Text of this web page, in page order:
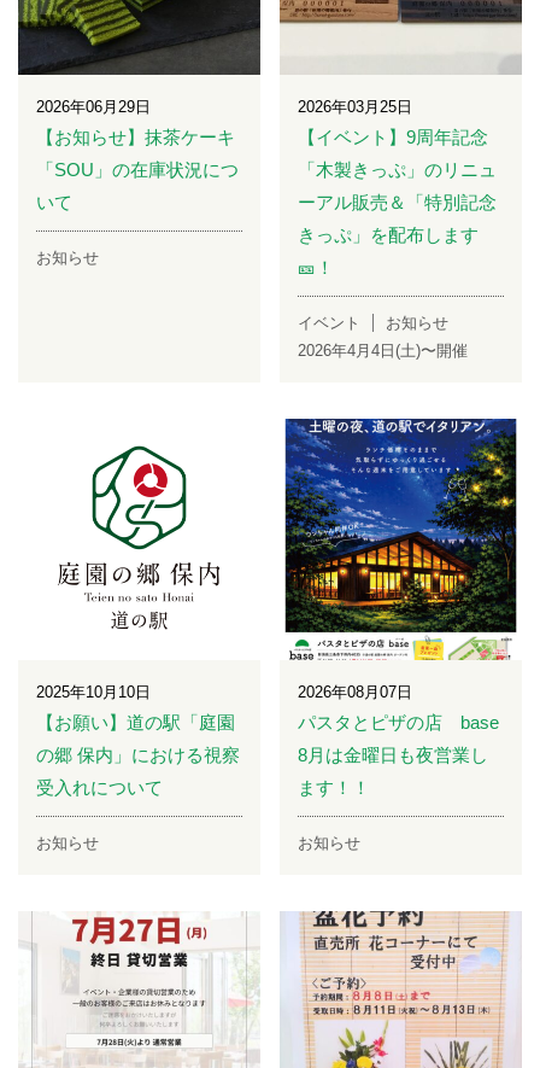
2026年06月29日
【お知らせ】抹茶ケーキ
「SOU」の在庫状況につ
いて
お知らせ
2026年03月25日
【イベント】9周年記念
「木製きっぷ」のリニュ
ーアル販売＆「特別記念
きっぷ」を配布します
🎫！
イベント
お知らせ
2026年4月4日(土)〜開催
2025年10月10日
【お願い】道の駅「庭園
の郷 保内」における視察
受入れについて
お知らせ
2026年08月07日
パスタとピザの店 base
8月は金曜日も夜営業し
ます！！
お知らせ